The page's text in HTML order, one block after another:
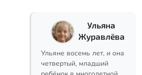
Ульяна
Журавлёва
Ульяне восемь лет, и она
четвертый, младший